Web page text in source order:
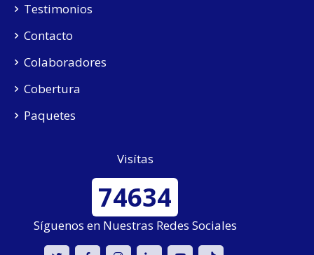
Testimonios
Contacto
Colaboradores
Cobertura
Paquetes
Visítas
74634
Síguenos en Nuestras Redes Sociales